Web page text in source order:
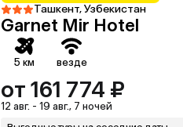
Ташкент, Узбекистан
Garnet Mir Hotel
5 км везде
от 161 774 ₽
12 авг. - 19 авг., 7 ночей